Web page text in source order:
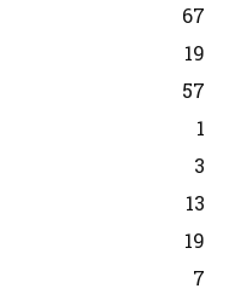
67
19
57
1
3
13
19
7